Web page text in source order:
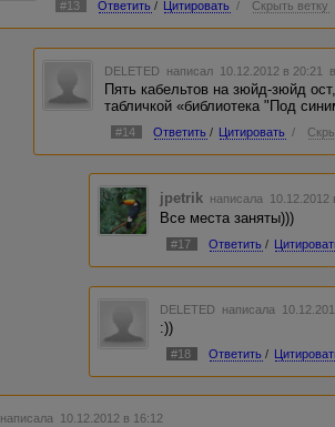
#13 Ответить / Цитировать / Скрыть ветку
DELETED написал 10.12.2012 в 20:21
Пять кабельтов на зюйд-зюйд
табличкой «библиотека "Под
#14 Ответить / Цитировать /
jpetrik написала
Все места заняты)))
#17 Ответить /
DELETED написала
:))
#18 Ответить /
написала 10.12.2012 в 16:12